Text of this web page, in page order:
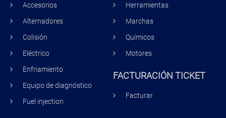
Accesorios
Alternadores
Colisión
Eléctrico
Enfriamiento
Equipo de diagnóstico
Fuel injection
Herramientas
Marchas
Químicos
Motores
FACTURACIÓN TICKET
Facturar